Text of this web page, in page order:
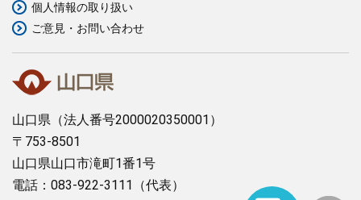
山口県 （法人番号2000020350001）
〒753-8501
山口県山口市滝町1番1号
電話：083-922-3111（代表）
個人情報の取り扱い
ご意見・お問い合わせ